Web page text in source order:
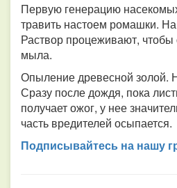
Первую генерацию
травить настоем ромашки. На
Раствор процеживают, чтобы
мыла.
Опыление древесной золой.
Сразу после дождя, пока
получает ожог, у нее
часть вредителей осыпается.
Подписывайтесь на нашу